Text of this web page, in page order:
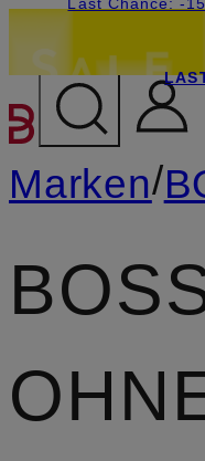
ZUM
Marken/